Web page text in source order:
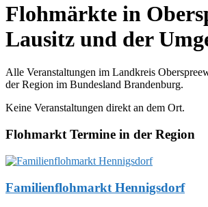
Content
Flohmärkte in
Lausitz und der
Alle Veranstaltungen im Landkreis
der Region im Bundesland Brandenburg.
Keine Veranstaltungen direkt an dem Ort.
Flohmarkt Termine in der Region
Familienflohmarkt Hennigsdorf